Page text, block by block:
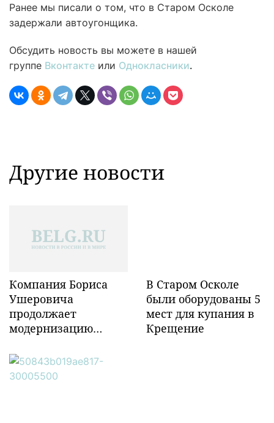
Ранее мы писали о том, что в Старом Осколе
задержали автоугонщика.
Обсудить новость вы можете в нашей
группе Вконтакте или Однокласники.
Другие новости
Компания Бориса
Ушеровича
продолжает
модернизацию
инфраструктуры в
Забайкалье
В Старом Осколе
были оборудованы 5
мест для купания в
Крещение